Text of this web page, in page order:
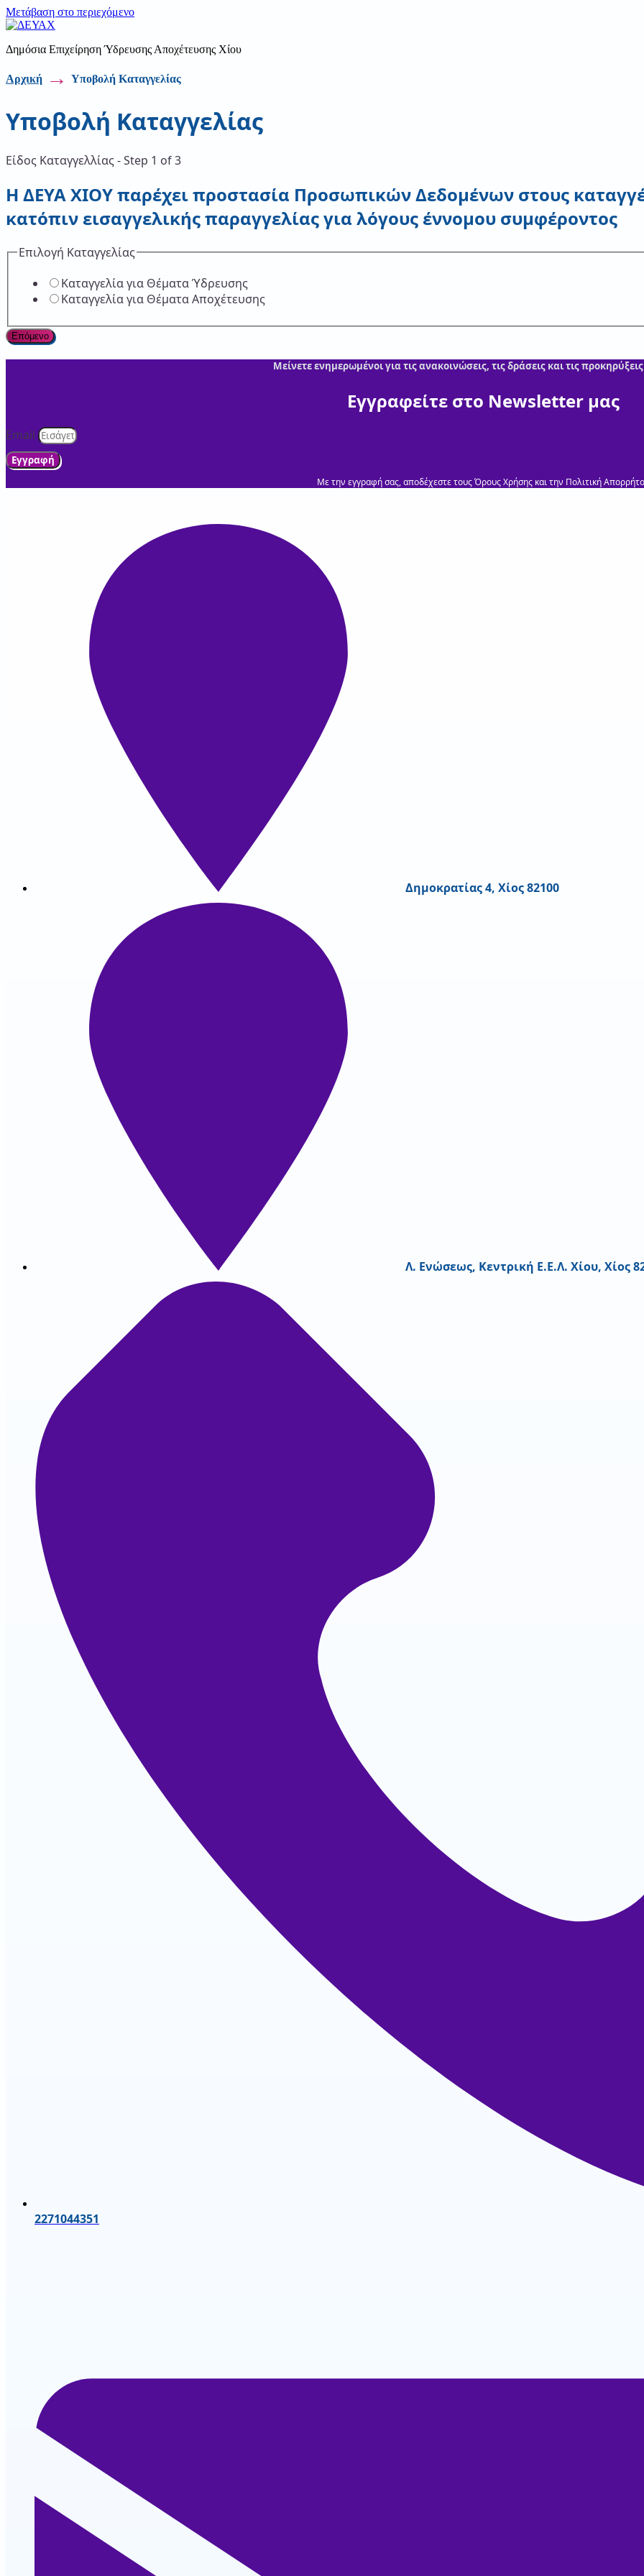
Μετάβαση στο περιεχόμενο
Δημόσια Επιχείρηση Ύδρευσης Αποχέτευσης Χίου
Αρχική → Υποβολή Καταγγελίας
Υποβολή Καταγγελίας
Είδος Καταγγελλίας-Step 1 of 3
Η ΔΕΥΑ ΧΙΟΥ παρέχει προστασία Προσωπικών Δεδομένων στους
κατόπιν εισαγγελικής παραγγελίας για λόγους έννομου συμφέροντος
Επιλογή Καταγγελίας
Καταγγελία για Θέματα Ύδρευσης
Καταγγελία για Θέματα Αποχέτευσης
Επόμενο
Μείνετε ενημερωμένοι για τις ανακοινώσεις, τις δράσεις και τις
Εγγραφείτε στο Newsletter μας
Email
Εγγραφή
Με την εγγραφή σας, αποδέχεστε τους Όρους Χρήσης και την Πολιτική
Δημοκρατίας 4, Χίος 82100
Λ. Ενώσεως, Κεντρική Ε.Ε.Λ. Χίου, Χίος
2271044351